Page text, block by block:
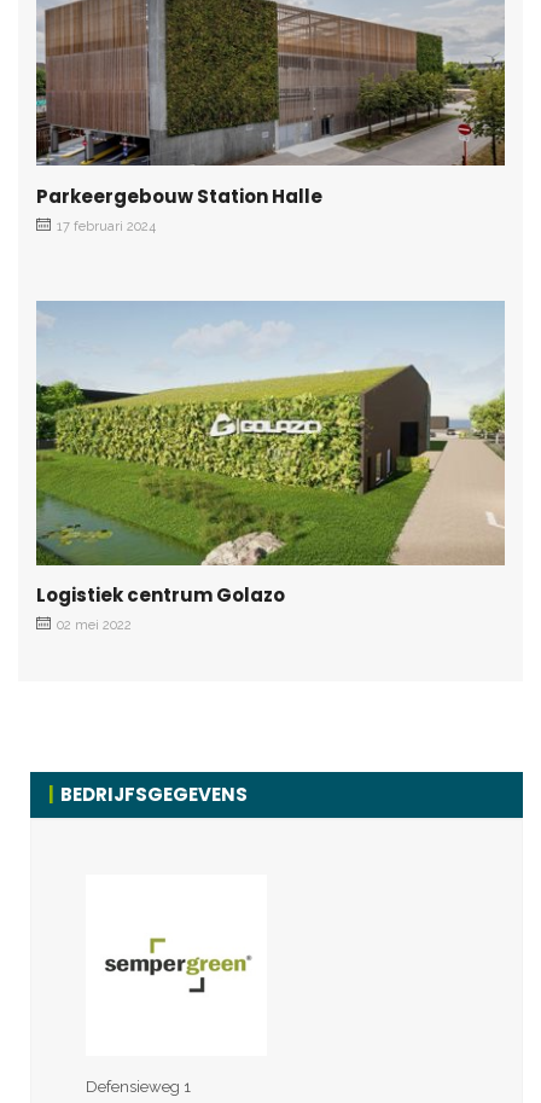
Parkeergebouw Station Halle
17 februari 2024
Logistiek centrum Golazo
02 mei 2022
BEDRIJFSGEGEVENS
Defensieweg 1